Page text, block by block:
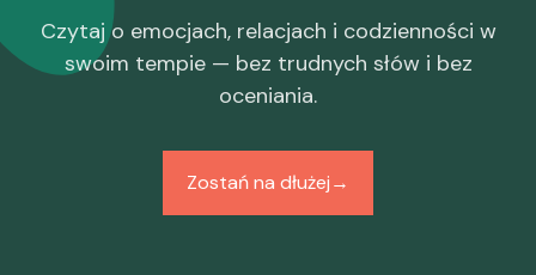
Czytaj o emocjach, relacjach i codzienności w
swoim tempie — bez trudnych słów i bez
oceniania.
Zostań na dłużej→